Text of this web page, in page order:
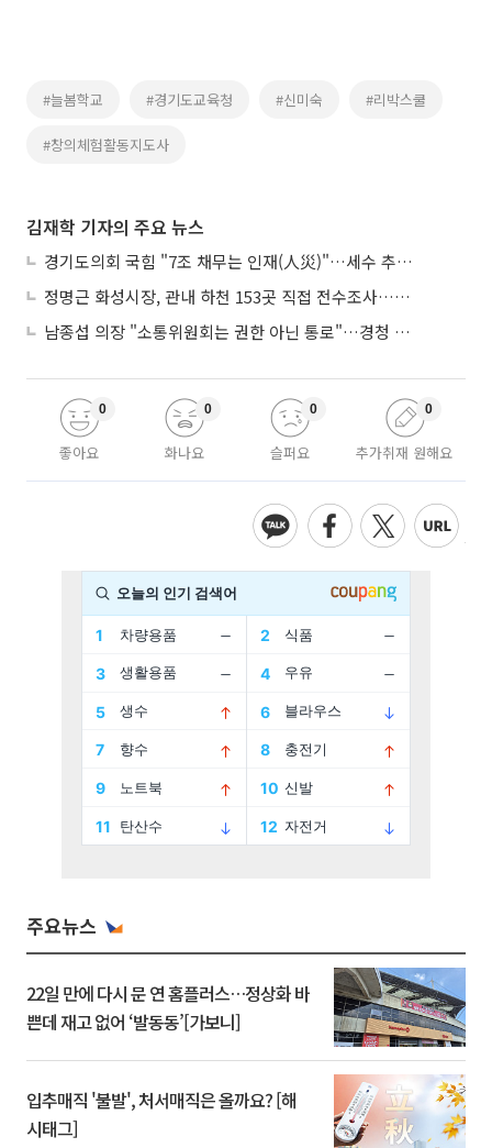
#늘봄학교 #경기도교육청 #신미숙 #리박스쿨
#창의체험활동지도사
김재학 기자의 주요 뉴스
경기도의회 국힘 "7조 채무는 인재(人災)"…세수 추계 조작 의혹 제기
정명근 화성시장, 관내 하천 153곳 직접 전수조사…불법시설 정비
남종섭 의장 "소통위원회는 권한 아닌 통로"…경청 의회 만든다
좋아요
0
화나요
0
슬퍼요
0
추가취재 원해요
0
주요뉴스
22일 만에 다시 문 연 홈플러스…정상화 바
쁜데 재고 없어 ‘발동동’[가보니]
입추매직 '불발', 처서매직은 올까요? [해
시태그]